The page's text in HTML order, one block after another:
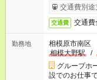
交通費別途
交通費 交通費
勤務地
相模原市南区
相模大野駅
/
グループホ
設でのお仕事